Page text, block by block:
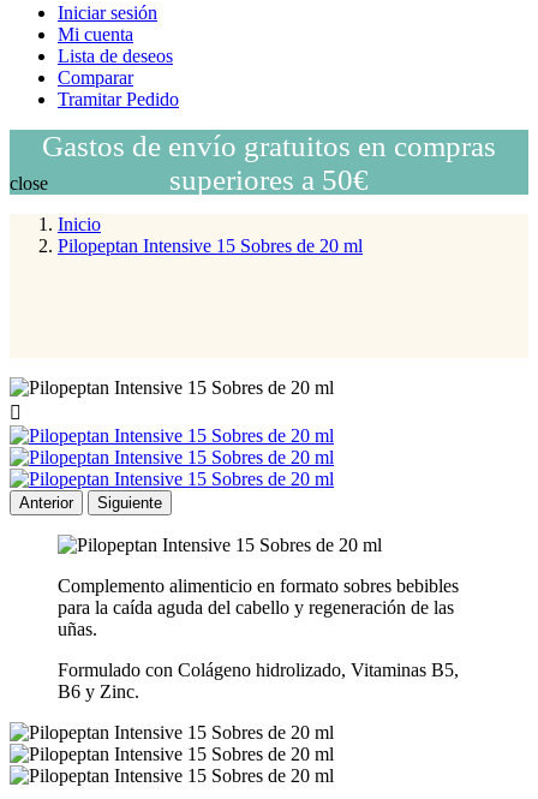
Iniciar sesión
Mi cuenta
Lista de deseos
Comparar
Tramitar Pedido
Gastos de envío gratuitos en compras
superiores a 50€
close
Inicio
Pilopeptan Intensive 15 Sobres de 20 ml

Anterior Siguiente
Complemento alimenticio en formato sobres bebibles
para la caída aguda del cabello y regeneración de las
uñas.
Formulado con Colágeno hidrolizado, Vitaminas B5,
B6 y Zinc.